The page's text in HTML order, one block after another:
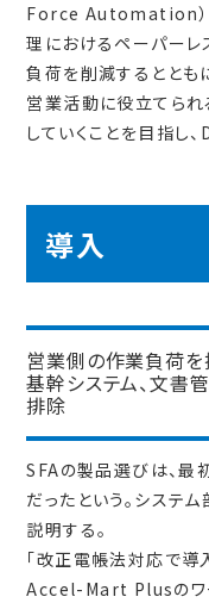
Force Automation）
理におけるペーパー
負荷を削減するととも
営業活動に役立てられ
していくことを目指し
導入
営業側の作業負荷を
基幹システム、文書
排除
SFAの製品選びは、
だったという。システ
説明する。
「改正電帳法対応で導
Accel-Mart Plusのワ